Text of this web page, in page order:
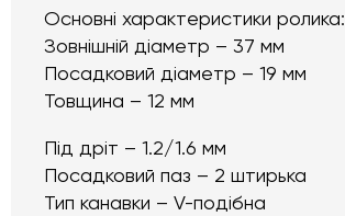
Основні характеристики ролика:
Зовнішній діаметр – 37 мм
Посадковий діаметр – 19 мм
Товщина – 12 мм
Під дріт – 1.2/1.6 мм
Посадковий паз – 2 штирька
Тип канавки – V-подібна